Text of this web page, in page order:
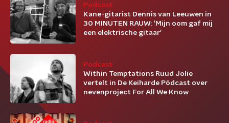
Podcast
Kane-gitarist Dennis van Leeuwen in
30 MINUTEN RAUW: 'Mijn oom gaf mij
een elektrische gitaar'
Podcast
Within Temptations Ruud Jolie
vertelt in De Keiharde Pödcast over
nevenproject For All We Know